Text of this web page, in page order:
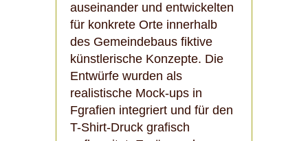
auseinander und entwickelten
für konkrete Orte innerhalb
des Gemeindebaus fiktive
künstlerische Konzepte. Die
Entwürfe wurden als
realistische Mock-ups in
Fgrafien integriert und für den
T-Shirt-Druck grafisch